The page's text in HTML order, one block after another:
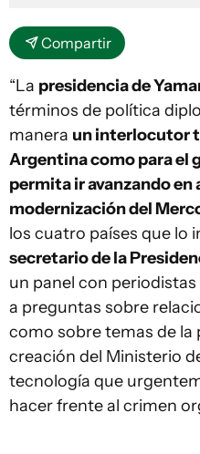
Compartir
“La presidencia de
términos de política
manera un interlocutor
Argentina como para el
permita ir avanzando en
modernización del
los cuatro países que lo
secretario de la
un panel con
a preguntas sobre
como sobre temas de la
creación del Ministerio
tecnología que
hacer frente al crimen